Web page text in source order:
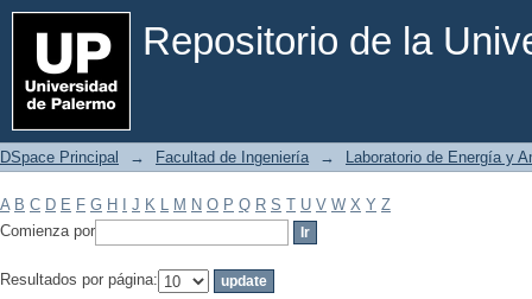
Repositorio de la
Filtrar por: Materia
DSpace Principal → Facultad de Ingeniería → Laboratorio de Energía y
A B C D E F G H J K L M N O P Q R S T U V W X Y Z
Comienza por
Resultados por página: